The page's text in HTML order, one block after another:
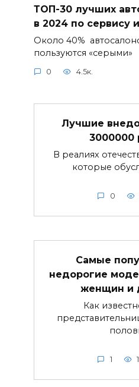
ТОП-30 лучших
в 2024 по сервису
Около 40%
пользуются «серыми»
0 4.5к.
Лучшие
3000000
В реалиях
которые
0
Самые
недорогие
женщин и
Как
1